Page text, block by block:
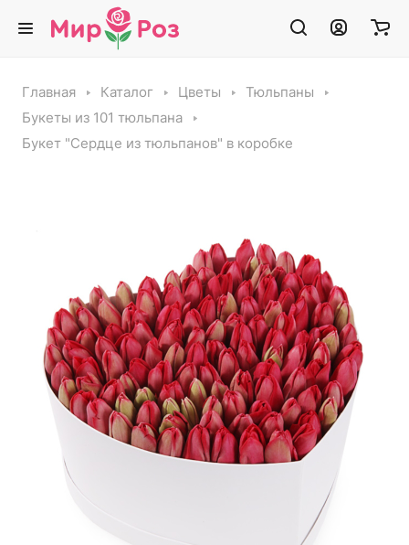
Главная Каталог Цветы
Тюльпаны
Букеты из 101 тюльпана
Букет "Сердце из тюльпанов" в коробке